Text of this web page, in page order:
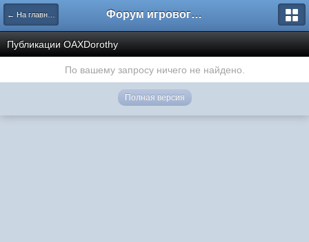
← На главную Форум игрового проекта Riverrise
Публикации OAXDorothy
По вашему запросу ничего не найдено.
Полная версия